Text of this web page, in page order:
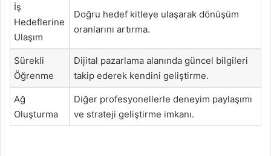
İş
Hedeflerine
Ulaşım
Doğru hedef kitleye ulaşarak dönüşüm
oranlarını artırma.
Sürekli
Öğrenme
Dijital pazarlama alanında güncel bilgileri
takip ederek kendini geliştirme.
Ağ
Oluşturma
Diğer profesyonellerle deneyim paylaşımı
ve strateji geliştirme imkanı.